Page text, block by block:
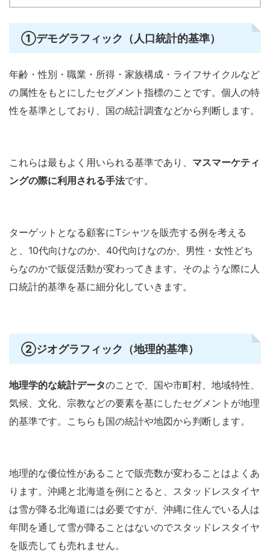
①デモグラフィック（人口統計的基準）
年齢・性別・職業・所得・家族構成・ライフサイクルなど
の属性をもとにしたセグメント指標のことです。個人の特
性を基準としており、国の統計調査などから判断します。
これらは最もよく用いられる基準であり、 マスマーケティ
ングの際に利用される手法です。
ターゲットとなる顧客にTシャツを販売する例を考える
と、10代向けなのか、40代向けなのか、男性・女性どち
らなのかで販促活動が変わってきます。そのような際に人
口統計的基準を基に細分化していきます。
②ジオグラフィック（地理的基準）
地理学的な統計データのことで、国や市町村、地域特性、
気候、文化、宗教などの要素を基にしたセグメントが地理
的基準です。こちらも国の統計や地図から判断します。
地理的な優位性があることで販売数が変わることはよくあ
ります。沖縄と北海道を例にとると、スタッドレスタイヤ
は雪が降る北海道には必要ですが、沖縄に住んでいる人は
年間を通して雪が降ることはないのでスタッドレスタイヤ
を販売しても売れません。